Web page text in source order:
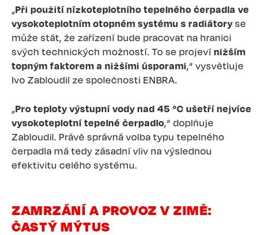
„Při použití nízkoteplotního tepelného čerpadla ve
vysokoteplotním otopném systému s radiátory se
může stát, že zařízení bude pracovat na hranici
svých technických možností. To se projeví nižším
topným faktorem a nižšími úsporami,“ vysvětluje
Ivo Zabloudil ze společnosti ENBRA.
„Pro teploty výstupní vody nad 45 °C ušetří nejvíce
vysokoteplotní tepelné čerpadlo,“ doplňuje
Zabloudil. Právě správná volba typu tepelného
čerpadla má tedy zásadní vliv na výslednou
efektivitu celého systému.
ZAMRZÁNÍ A PROVOZ V ZIMĚ:
ČASTÝ MÝTUS